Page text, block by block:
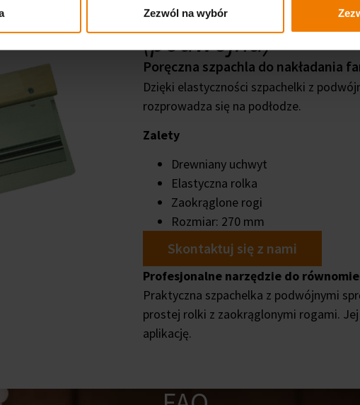
Zezwól na wybór
Szpachla
(podwójna)
Poręczna szpachla do nakładania
Dzięki elastyczności szpachelki z
rozprowadza się na podłodze.
Zalety
Drewniany uchwyt
Elastyczna rolka
Zaokrąglone rogi
Rozmiar: 270 mm
Skontaktuj się z nami
Profesjonalne narzędzie do
Praktyczna szpachelka z podwójnymi
prostej rolki z zaokrąglonymi rogami.
aplikację.